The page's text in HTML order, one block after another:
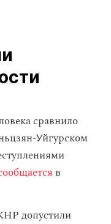
сравнило
Уйгурском
в
допустили